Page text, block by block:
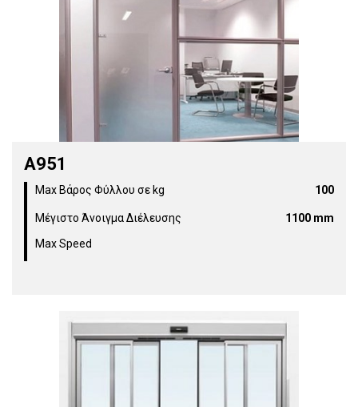
Α951
Max Βάρος Φύλλου σε kg 100
Μέγιστο Άνοιγμα Διέλευσης
1100 mm
Max Speed